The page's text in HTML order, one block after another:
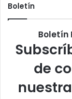
Boletín
Boletín
de